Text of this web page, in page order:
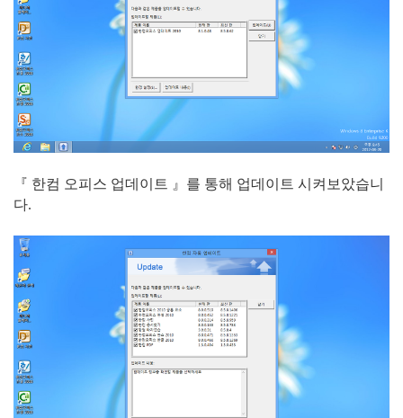
『 한컴 오피스 업데이트 』를 통해 업데이트 시켜보았습니
다.